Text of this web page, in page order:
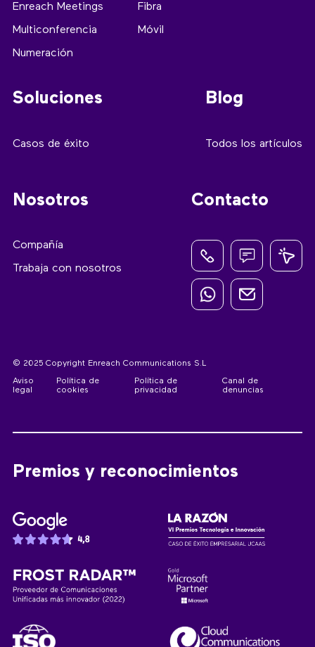
Enreach Meetings
Multiconferencia
Numeración
Fibra
Móvil
Soluciones
Casos de éxito
Blog
Todos los artículos
Nosotros
Compañía
Trabaja con nosotros
Contacto
© 2025 Copyright Enreach Communications S.L
Aviso
legal
Política de
cookies
Política de
privacidad
Canal de
denuncias
Premios y reconocimientos